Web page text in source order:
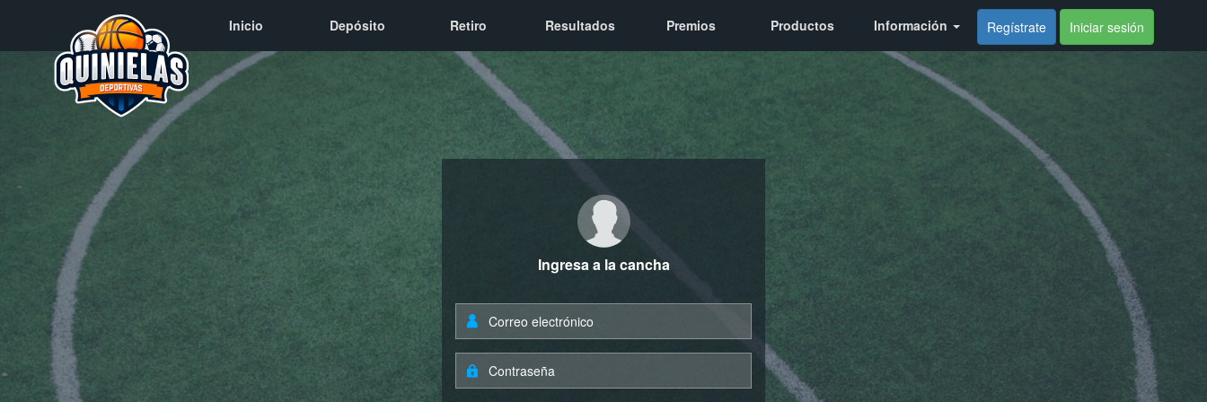
Inicio Depósito Retiro Resultados Premios Productos Información Regístrate Iniciar sesión
Ingresa a la cancha